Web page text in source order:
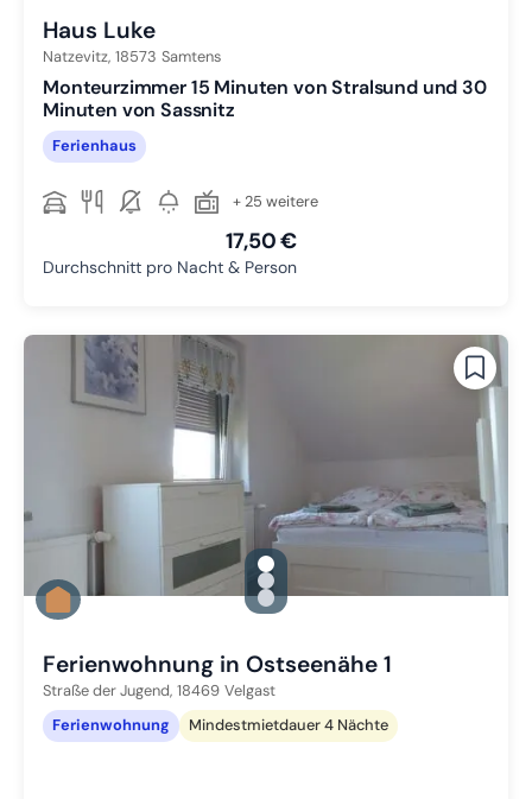
Haus Luke
Natzevitz, 18573 Samtens
Monteurzimmer 15 Minuten von Stralsund und 30
Minuten von Sassnitz
Ferienhaus
+ 25 weitere
17,50 €
Durchschnitt pro Nacht & Person
gallery.slide_selector
Zu Slide 1 wechseln
Zu Slide 2 wechseln
Zu Slide 3 wechseln
Ferienwohnung in Ostseenähe 1
Straße der Jugend, 18469 Velgast
Ferienwohnung
Mindestmietdauer 4 Nächte